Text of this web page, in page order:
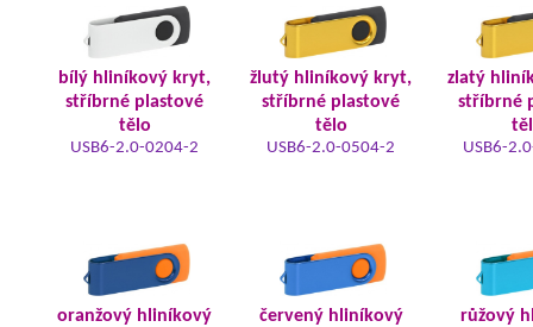
bílý hliníkový kryt,
stříbrné plastové
tělo
USB6-2.0-0204-2
žlutý hliníkový kryt,
stříbrné plastové
tělo
USB6-2.0-0504-2
zlatý
stříbrné
USB6-
oranžový hliníkový
červený hliníkový
růžový